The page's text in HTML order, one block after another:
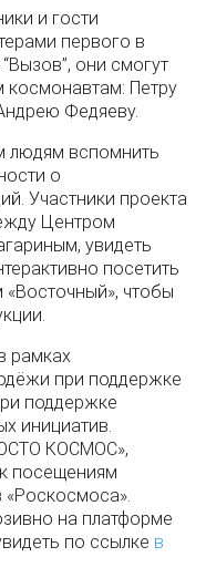
и гости
первого в
они смогут
Петру
Федяеву.
людям вспомнить
о
Участники проекта
Центром
увидеть
посетить
чтобы
рамках
при поддержке
поддержке
инициатив.
КОСМОС»,
посещениям
«Роскосмоса».
на платформе
по ссылке в